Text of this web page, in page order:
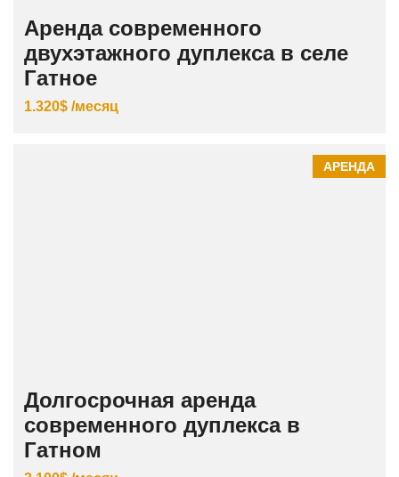
Аренда современного
двухэтажного дуплекса в селе
Гатное
1.320$ /месяц
АРЕНДА
Долгосрочная аренда
современного дуплекса в
Гатном